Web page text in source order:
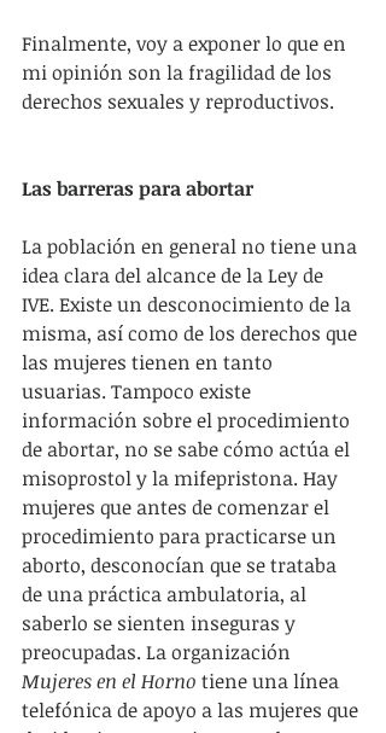
Finalmente, voy a exponer lo que en
mi opinión son la fragilidad de los
derechos sexuales y reproductivos.
Las barreras para abortar
La población en general no tiene una
idea clara del alcance de la Ley de
IVE. Existe un desconocimiento de la
misma, así como de los derechos que
las mujeres tienen en tanto
usuarias. Tampoco existe
información sobre el procedimiento
de abortar, no se sabe cómo actúa el
misoprostol y la mifepristona. Hay
mujeres que antes de comenzar el
procedimiento para practicarse un
aborto, desconocían que se trataba
de una práctica ambulatoria, al
saberlo se sienten inseguras y
preocupadas. La organización
Mujeres en el Horno tiene una línea
telefónica de apoyo a las mujeres que